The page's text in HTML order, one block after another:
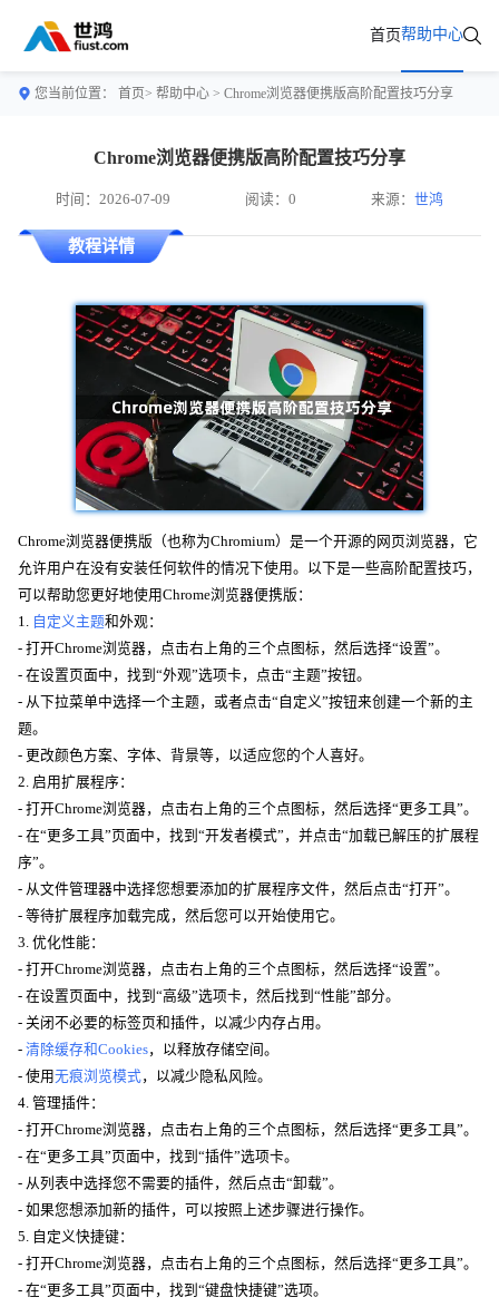
首页帮助中心
您当前位置： 首页> 帮助中心 > Chrome浏览器便携版高阶配置技巧分享
Chrome浏览器便携版高阶配置技巧分享
时间：2026-07-09 阅读：0 来源：世鸿
教程详情
Chrome浏览器便携版（也称为Chromium）是一个开源的网页浏览器，它
允许用户在没有安装任何软件的情况下使用。以下是一些高阶配置技巧，
可以帮助您更好地使用Chrome浏览器便携版：
1. 自定义主题和外观：
- 打开Chrome浏览器，点击右上角的三个点图标，然后选择“设置”。
- 在设置页面中，找到“外观”选项卡，点击“主题”按钮。
- 从下拉菜单中选择一个主题，或者点击“自定义”按钮来创建一个新的主
题。
- 更改颜色方案、字体、背景等，以适应您的个人喜好。
2. 启用扩展程序：
- 打开Chrome浏览器，点击右上角的三个点图标，然后选择“更多工具”。
- 在“更多工具”页面中，找到“开发者模式”，并点击“加载已解压的扩展程
序”。
- 从文件管理器中选择您想要添加的扩展程序文件，然后点击“打开”。
- 等待扩展程序加载完成，然后您可以开始使用它。
3. 优化性能：
- 打开Chrome浏览器，点击右上角的三个点图标，然后选择“设置”。
- 在设置页面中，找到“高级”选项卡，然后找到“性能”部分。
- 关闭不必要的标签页和插件，以减少内存占用。
- 清除缓存和Cookies，以释放存储空间。
- 使用无痕浏览模式，以减少隐私风险。
4. 管理插件：
- 打开Chrome浏览器，点击右上角的三个点图标，然后选择“更多工具”。
- 在“更多工具”页面中，找到“插件”选项卡。
- 从列表中选择您不需要的插件，然后点击“卸载”。
- 如果您想添加新的插件，可以按照上述步骤进行操作。
5. 自定义快捷键：
- 打开Chrome浏览器，点击右上角的三个点图标，然后选择“更多工具”。
- 在“更多工具”页面中，找到“键盘快捷键”选项。